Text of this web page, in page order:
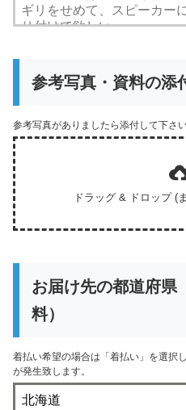
参考写真・資料の添
参考写真がありましたら添付して下さい
ドラッグ & ドロップ (
お届け先の都道府県
料）
着払い希望の場合は「着払い」を選択
が発生致します。
北海道